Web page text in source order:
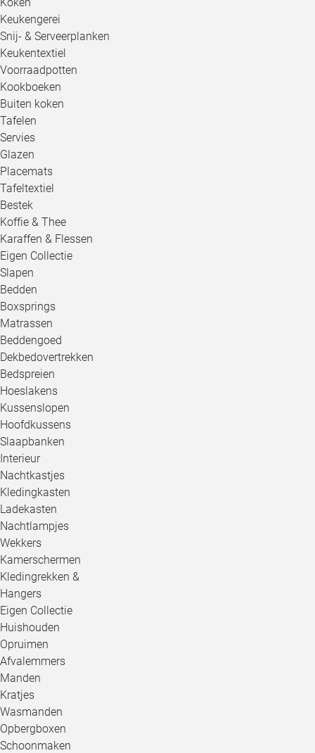
Keukengerei
Snij- & Serveerplanken
Keukentextiel
Voorraadpotten
Kookboeken
Buiten koken
Tafelen
Servies
Glazen
Placemats
Tafeltextiel
Bestek
Koffie & Thee
Karaffen & Flessen
Eigen Collectie
Slapen
Bedden
Boxsprings
Matrassen
Beddengoed
Dekbedovertrekken
Bedspreien
Hoeslakens
Kussenslopen
Hoofdkussens
Slaapbanken
Interieur
Nachtkastjes
Kledingkasten
Ladekasten
Nachtlampjes
Wekkers
Kamerschermen
Kledingrekken &
Hangers
Eigen Collectie
Huishouden
Opruimen
Afvalemmers
Manden
Kratjes
Wasmanden
Opbergboxen
Schoonmaken